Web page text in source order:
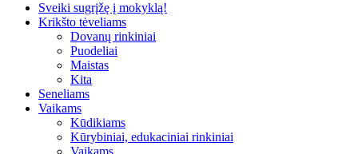
Sveiki sugrįžę į mokyklą!
Krikšto tėveliams
Dovanų rinkiniai
Puodeliai
Maistas
Kita
Seneliams
Vaikams
Kūdikiams
Kūrybiniai, edukaciniai rinkiniai